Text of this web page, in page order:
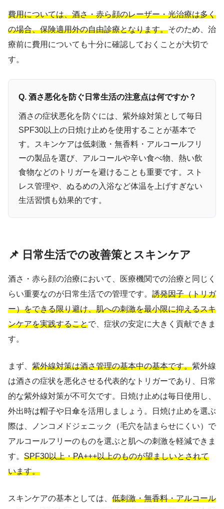
費用については、酒さ・赤ら顔のレーザー・光治療は多く
の場合、保険適用外の自由診療となります。そのため、治
療前に費用についても十分に確認しておくことが大切で
す。
Q. 酒さ悪化を防ぐ日常生活の注意点は何ですか？
酒さの症状悪化を防ぐには、紫外線対策として毎日
SPF30以上の日焼け止めを使用することが基本で
す。スキンケアは低刺激・無香料・アルコールフリ
ーの製品を選び、アルコールや辛い食べ物、熱い飲
食物などのトリガーを避けることも重要です。スト
レス管理や、ぬるめの入浴など体温を上げすぎない
生活習慣も効果的です。
📌 日常生活での改善策とスキンケア
酒さ・赤ら顔の治療において、医療機関での治療と同じく
らい重要なのが日常生活での管理です。 誘発因子（トリガ
ー）をできる限り避け、肌への刺激を最小限に抑えるスキ
ンケアを実践することで、症状の安定に大きく貢献できま
す。
まず、 紫外線対策は酒さ管理の基本中の基本です。紫外線
は酒さの症状を悪化させる代表的なトリガーであり、日常
的な紫外線対策が不可欠です。日焼け止めは毎日使用し、
外出時は帽子や日傘を活用しましょう。日焼け止めを選ぶ
際は、ノンコメドジェニック（毛穴を詰まらせにくい）で
アルコールフリーのものを選ぶと肌への刺激を軽減できま
す。 SPF30以上・PA+++以上のものが望ましいとされて
います。
スキンケアの基本としては、 低刺激・無香料・アルコール